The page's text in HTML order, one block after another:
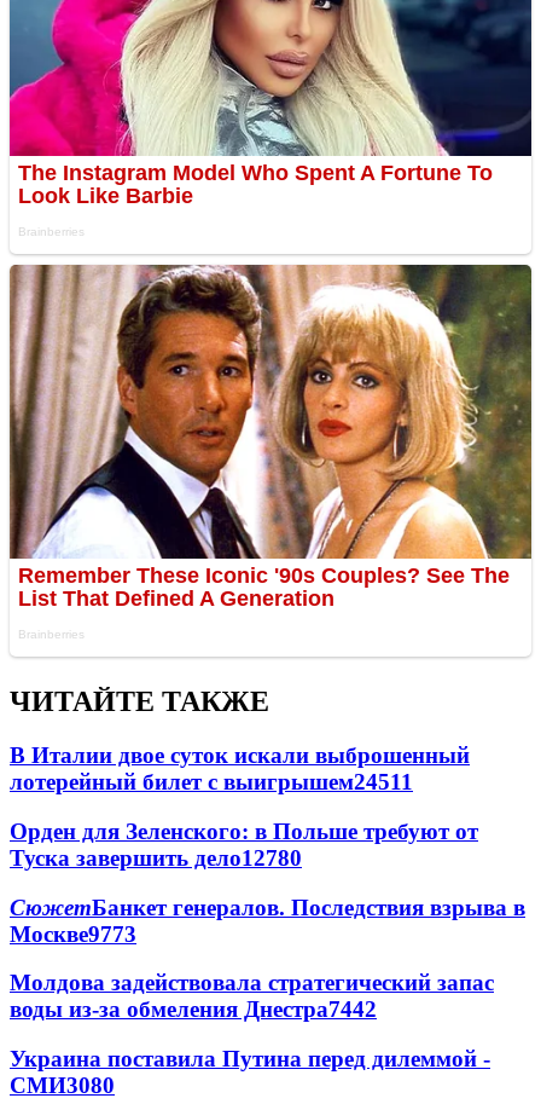
ЧИТАЙТЕ ТАКЖЕ
В Италии двое суток искали выброшенный
лотерейный билет с выигрышем24511
Орден для Зеленского: в Польше требуют от
Туска завершить дело12780
СюжетБанкет генералов. Последствия взрыва в
Москве9773
Молдова задействовала стратегический запас
воды из-за обмеления Днестра7442
Украина поставила Путина перед дилеммой -
СМИ3080